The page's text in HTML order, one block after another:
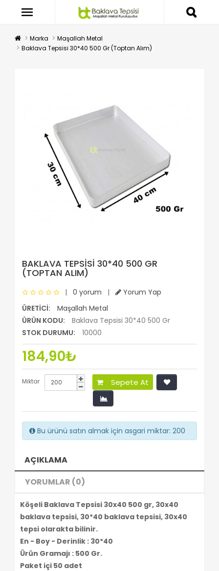
Marka
Maşallah Metal
Baklava Tepsisi 30*40 500 Gr (Toptan Alım)
BAKLAVA TEPSISI 30*40 500 GR
(TOPTAN ALIM)
| 0 yorum |
Yorum Yap
ÜRETICI:
Maşallah Metal
ÜRÜN KODU:
Baklava Tepsisi 30*40 500 Gr
STOK DURUMU:
10000
184,90₺
Miktar Sepete At
Bu ürünü satın almak için asgari miktar: 200
AÇIKLAMA
YORUMLAR (0)
Köşeli Baklava Tepsisi 30x40 500 gr, 30x40
baklava tepsisi, 30*40 baklava tepsisi, 30x40
tepsi olarakta bilinir.
En - Boy - Derinlik : 30*40
Ürün Gramajı : 500 Gr.
Paket içi 50 adet